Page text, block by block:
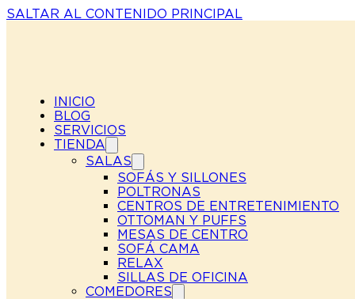
SALTAR AL CONTENIDO PRINCIPAL
INICIO
BLOG
SERVICIOS
TIENDA
SALAS
SOFÁS Y SILLONES
POLTRONAS
CENTROS DE ENTRETENIMIENTO
OTTOMAN Y PUFFS
MESAS DE CENTRO
SOFÁ CAMA
RELAX
SILLAS DE OFICINA
COMEDORES